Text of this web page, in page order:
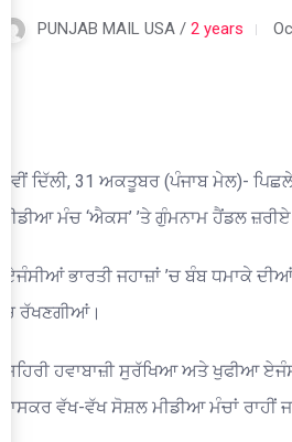
PUNJAB MAIL USA / 2 years
ਨਵੀਂ ਦਿੱਲੀ, 31 ਅਕਤੂਬਰ (ਪੰਜਾਬ ਮੇਲ)-
ਮੀਡੀਆ ਮੰਚ ‘ਐਕਸ’ ’ਤੇ ਗੁੰਮਨਾਮ ਹੈਂਡਲ
ਏਜੰਸੀਆਂ ਭਾਰਤੀ ਜਹਾਜ਼ਾਂ ’ਚ ਬੰਬ ਧਮਾਕੇ
’ਚ ਰੱਖਣਗੀਆਂ।
ਸ਼ਹਿਰੀ ਹਵਾਬਾਜ਼ੀ ਸੁਰੱਖਿਆ ਅਤੇ ਖੁਫੀਆ
ਖ਼ਾਸਕਰ ਵੱਖ-ਵੱਖ ਸੋਸ਼ਲ ਮੀਡੀਆ ਮੰਚਾਂ ਰਾਹੀਂ